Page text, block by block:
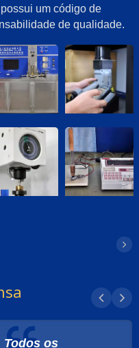
um código de
de qualidade.
Todos os